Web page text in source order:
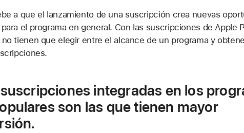
a que el lanzamiento de una suscripción crea nuevas
el programa en general. Con las suscripciones de Apple
tienen que elegir entre el alcance de un programa y
integradas en los
son las que tienen mayor